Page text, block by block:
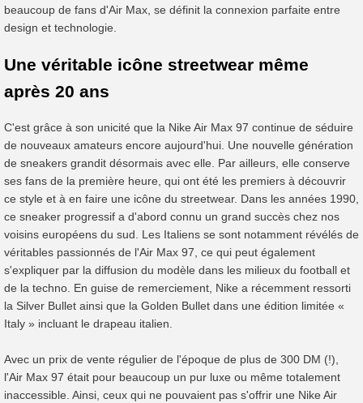
beaucoup de fans d'Air Max, se définit la connexion parfaite entre
design et technologie.
Une véritable icône streetwear même
après 20 ans
C'est grâce à son unicité que la Nike Air Max 97 continue de séduire
de nouveaux amateurs encore aujourd'hui. Une nouvelle génération
de sneakers grandit désormais avec elle. Par ailleurs, elle conserve
ses fans de la première heure, qui ont été les premiers à découvrir
ce style et à en faire une icône du streetwear. Dans les années 1990,
ce sneaker progressif a d'abord connu un grand succès chez nos
voisins européens du sud. Les Italiens se sont notamment révélés de
véritables passionnés de l'Air Max 97, ce qui peut également
s'expliquer par la diffusion du modèle dans les milieux du football et
de la techno. En guise de remerciement, Nike a récemment ressorti
la Silver Bullet ainsi que la Golden Bullet dans une édition limitée «
Italy » incluant le drapeau italien.
Avec un prix de vente régulier de l'époque de plus de 300 DM (!),
l'Air Max 97 était pour beaucoup un pur luxe ou même totalement
inaccessible. Ainsi, ceux qui ne pouvaient pas s'offrir une Nike Air